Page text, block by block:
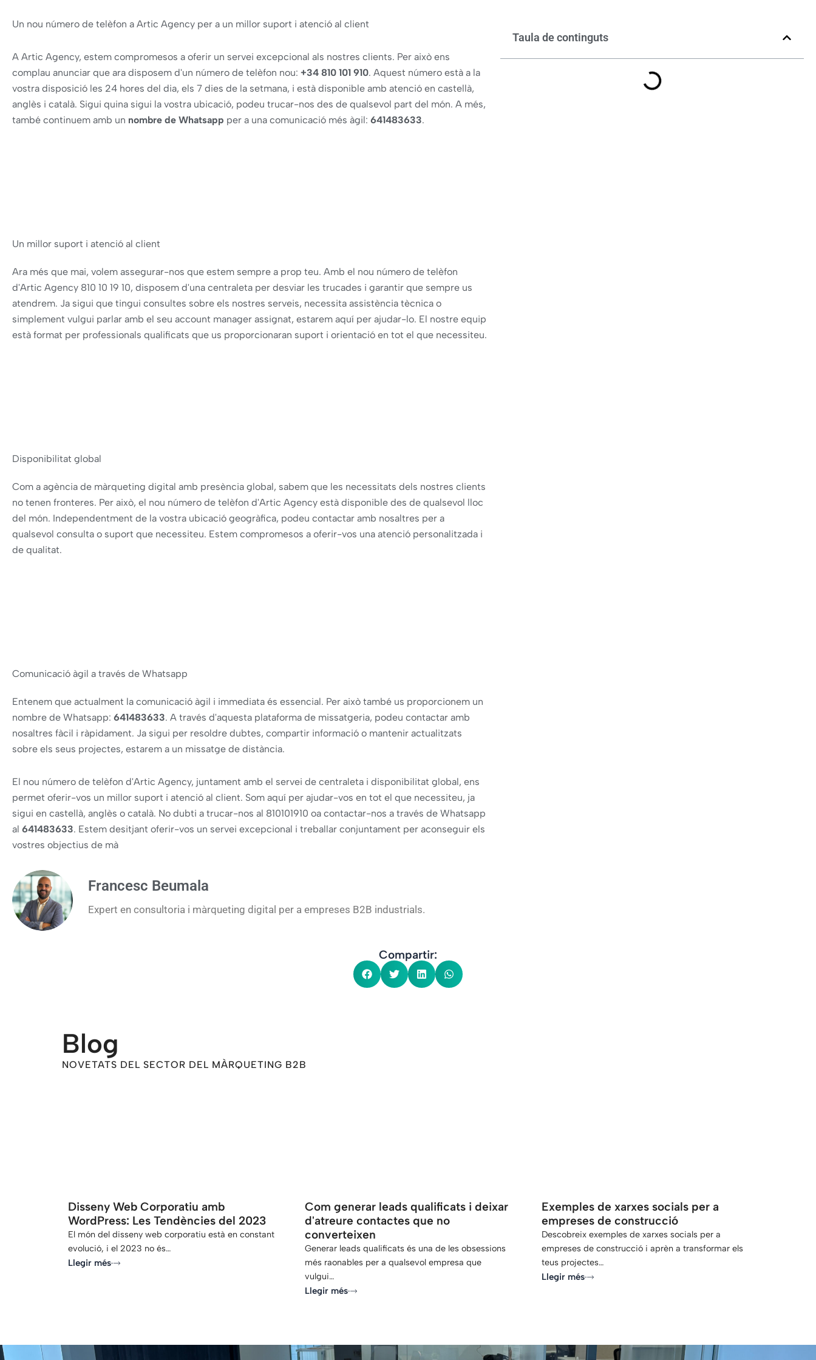
Un nou número de telèfon a Artic Agency per a un millor suport i atenció al client
A Artic Agency, estem compromesos a oferir un servei excepcional als nostres clients. Per això ens
complau anunciar que ara disposem d'un número de telèfon nou: +34 810 101 910. Aquest número està a la
vostra disposició les 24 hores del dia, els 7 dies de la setmana, i està disponible amb atenció en castellà,
anglès i català. Sigui quina sigui la vostra ubicació, podeu trucar-nos des de qualsevol part del món. A més,
també continuem amb un nombre de Whatsapp per a una comunicació més àgil: 641483633.
Un millor suport i atenció al client
Ara més que mai, volem assegurar-nos que estem sempre a prop teu. Amb el nou número de telèfon
d'Artic Agency 810 10 19 10, disposem d'una centraleta per desviar les trucades i garantir que sempre us
atendrem. Ja sigui que tingui consultes sobre els nostres serveis, necessita assistència tècnica o
simplement vulgui parlar amb el seu account manager assignat, estarem aquí per ajudar-lo. El nostre equip
està format per professionals qualificats que us proporcionaran suport i orientació en tot el que necessiteu.
Disponibilitat global
Com a agència de màrqueting digital amb presència global, sabem que les necessitats dels nostres clients
no tenen fronteres. Per això, el nou número de telèfon d'Artic Agency està disponible des de qualsevol lloc
del món. Independentment de la vostra ubicació geogràfica, podeu contactar amb nosaltres per a
qualsevol consulta o suport que necessiteu. Estem compromesos a oferir-vos una atenció personalitzada i
de qualitat.
Comunicació àgil a través de Whatsapp
Entenem que actualment la comunicació àgil i immediata és essencial. Per això també us proporcionem un
nombre de Whatsapp: 641483633. A través d'aquesta plataforma de missatgeria, podeu contactar amb
nosaltres fàcil i ràpidament. Ja sigui per resoldre dubtes, compartir informació o mantenir actualitzats
sobre els seus projectes, estarem a un missatge de distància.
El nou número de telèfon d'Artic Agency, juntament amb el servei de centraleta i disponibilitat global, ens
permet oferir-vos un millor suport i atenció al client. Som aquí per ajudar-vos en tot el que necessiteu, ja
sigui en castellà, anglès o català. No dubti a trucar-nos al 810101910 oa contactar-nos a través de Whatsapp
al 641483633. Estem desitjant oferir-vos un servei excepcional i treballar conjuntament per aconseguir els
vostres objectius de mà
Francesc Beumala
Expert en consultoria i màrqueting digital per a empreses B2B industrials.
Taula de continguts
Compartir:
Blog
NOVETATS DEL SECTOR DEL MÀRQUETING B2B
Disseny Web Corporatiu amb
WordPress: Les Tendències del 2023
El món del disseny web corporatiu està en constant
evolució, i el 2023 no és…
Llegir més
Com generar leads qualificats i deixar
d'atreure contactes que no
converteixen
Generar leads qualificats és una de les obsessions
més raonables per a qualsevol empresa que
vulgui…
Llegir més
Exemples de xarxes socials per a
empreses de construcció
Descobreix exemples de xarxes socials per a
empreses de construcció i aprèn a transformar els
teus projectes…
Llegir més